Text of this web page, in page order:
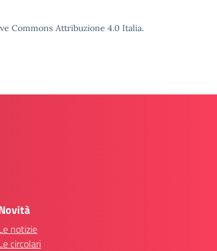
Commons Attribuzione 4.0 Italia.
notizie
circolari